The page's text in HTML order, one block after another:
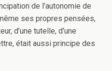
de l’autonomie de
ses propres pensées,
d’une tutelle, d’une
était aussi principe des